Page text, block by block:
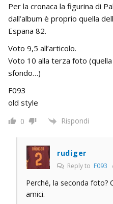
Per la cronaca la figurina di
dall’album è proprio quella
Espana 82.
Voto 9,5 all’articolo.
Voto 10 alla terza foto
sfondo…)
F093
old style
0 Rispondi
rudiger
Reply to F093
Perché, la seconda foto?
amici.